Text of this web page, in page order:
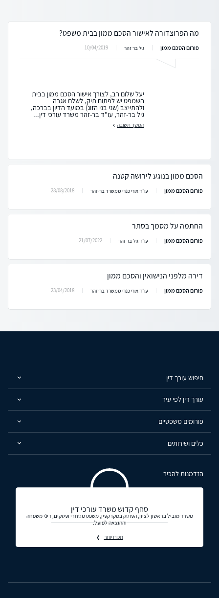
מה הפרוצדורה לאישור הסכם ממון בבית משפט?
פורום הסכם ממון גיל בר זהר 10/04/2019
יעל שלום רב, לצורך אישור הסכם ממון בבית
השמפט יש לפתוח תיק, לשלם אגרה
ולהתייצב (שני בני הזוג) במועד הדיון בברכה,
גיל בר-זהר, עו"ד בר-זהר משרד עורכי דין...
המשך תשובה
הסכם ממון בנוגע לירושה קטנה
פורום הסכם ממון עו"ד אורי כנרי ממשרד בר-זהר 28/08/2018
החתמה על מסמך בסתר
פורום הסכם ממון עו"ד גיל בר זהר 21/07/2022
דירה מלפני הנישואין והסכם ממון
פורום הסכם ממון עו"ד אורי כנרי ממשרד בר-זהר 23/04/2018
חיפוש עורך דין
עורך דין לפי עיר
פורומים משפטיים
כלים ושירותים
הזדמנות להכיר
סחף קדוש משרד עורכי דין
משרד מוביל בראשון לציון, העוסק במקרקעין, משפט מסחרי ועסקים, דיני משפחה
וההוצאה לפועל.
תכירו יותר